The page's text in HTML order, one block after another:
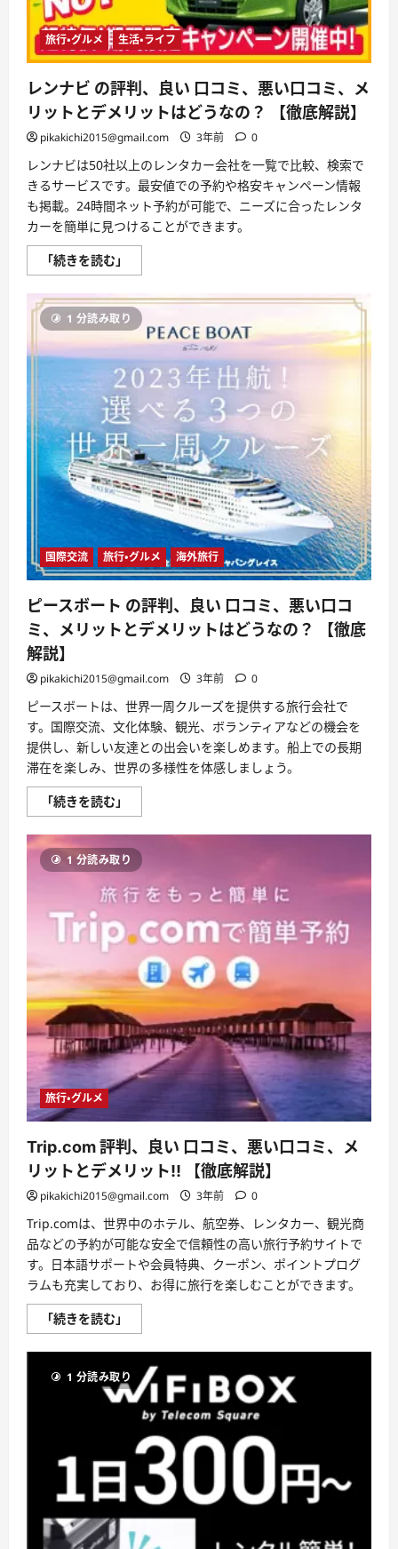
ト
は
ど
う
な
の？
【徹
底
説】
つ
て
さ
ら
に
む
旅行・グルメ 生活・ライフ
レンナビ の評判、良い 口コミ、悪い口コミ、メ
リットとデメリットはどうなの？ 【徹底解説】
pikakichi2015@gmail.com 3年前 0
レンナビは50社以上のレンタカー会社を一覧で比較、検索で
きるサービスです。最安値での予約や格安キャンペーン情報
も掲載。24時間ネット予約が可能で、ニーズに合ったレンタ
カーを簡単に見つけることができます。
「続きを読む」
ン
ビ
の
評
判、
良
い
口
コ
ミ、
悪
い
口
コ
ミ、
メ
リ
ッ
ト
と
メ
リ
ッ
ト
ど
う
な
解
に
つ
い
て
さ
ら
1 分読み取り
国際交流 旅行・グルメ 海外旅行
ピースボート の評判、良い 口コミ、悪い口コ
ミ、メリットとデメリットはどうなの？ 【徹底
解説】
pikakichi2015@gmail.com 3年前 0
ピースボートは、世界一周クルーズを提供する旅行会社で
す。国際交流、文化体験、観光、ボランティアなどの機会を
提供し、新しい友達との出会いを楽しめます。船上での長期
滞在を楽しみ、世界の多様性を体感しましょう。
「続きを読む」
ー
ボ
ー
ト
の
評
判、
口
コ
ミ、
悪
い
口
コ
ミ、
メ
リ
ッ
ト
と
リ
ッ
ト
は
ど
な
【徹
底
解
説】
に
つ
て
ら
に
む
1 分読み取り
旅行・グルメ
Trip.com 評判、良い 口コミ、悪い口コミ、メ
リットとデメリット!! 【徹底解説】
pikakichi2015@gmail.com 3年前 0
Trip.comは、世界中のホテル、航空券、レンタカー、観光商
品などの予約が可能な安全で信頼性の高い旅行予約サイトで
す。日本語サポートや会員特典、クーポン、ポイントプログ
ラムも充実しており、お得に旅行を楽しむことができます。
「続きを読む」
評
良
口
コ
ミ、
口
コ
ミ、
リ
ッ
ト
と
デ
1 分読み取り